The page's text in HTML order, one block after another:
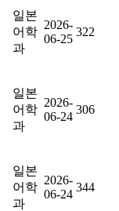
일본
어학
과
2026-
06-25
322
일본
어학
과
2026-
06-24
306
일본
어학
과
2026-
06-24
344